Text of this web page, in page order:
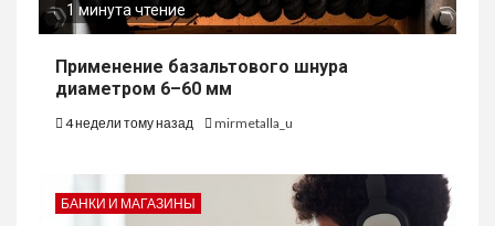
1 минута чтение
Применение базальтового шнура
диаметром 6–60 мм
4 недели тому назад mirmetalla_u
БАНКИ И МАГАЗИНЫ